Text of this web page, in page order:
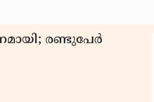
രണ്ടുപേര്‍